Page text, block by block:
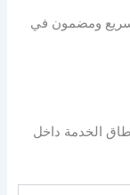
سريع ومضمون في
الخدمة داخل